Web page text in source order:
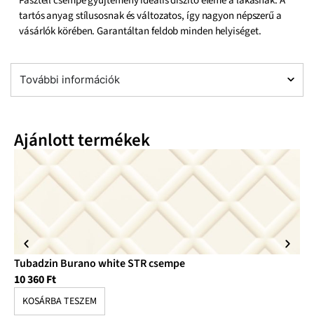
tartós anyag stílusosnak és változatos, így nagyon népszerű a
vásárlók körében. Garantáltan feldob minden helyiséget.
További információk
Ajánlott termékek
Tubadzin Burano white STR csempe
10 360Ft
KOSÁRBA TESZEM